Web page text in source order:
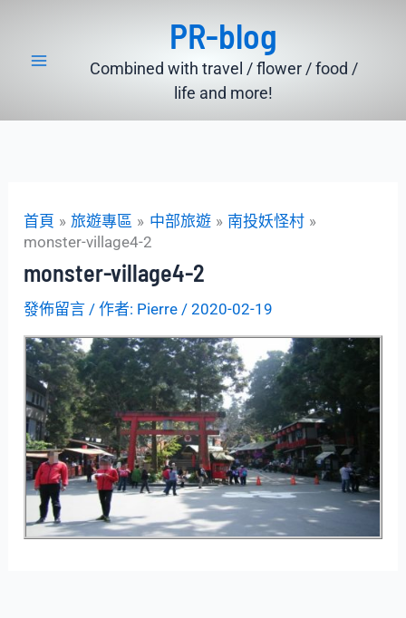
PR-blog
Combined with travel / flower / food /
life and more!
首頁 旅遊專區 中部旅遊
南投妖怪村
monster-village4-2
monster-village4-2
發佈留言 / 作者: Pierre /2020-02-19